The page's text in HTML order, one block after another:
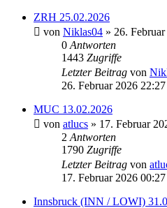
ZRH 25.02.2026
von Niklas04 » 26.
0 Antworten
1443 Zugriffe
Letzter Beitrag von
26. Februar 2026 22:27
MUC 13.02.2026
von atlucs » 17. Februar
2 Antworten
1790 Zugriffe
Letzter Beitrag von
17. Februar 2026 00:27
Innsbruck (INN / LOWI)